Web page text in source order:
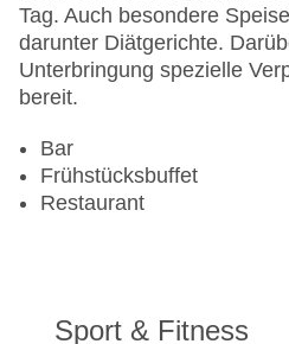
Tag. Auch besondere
darunter Diätgerichte.
Unterbringung spezielle
bereit.
Bar
Frühstücksbuffet
Restaurant
Sport & Fitness